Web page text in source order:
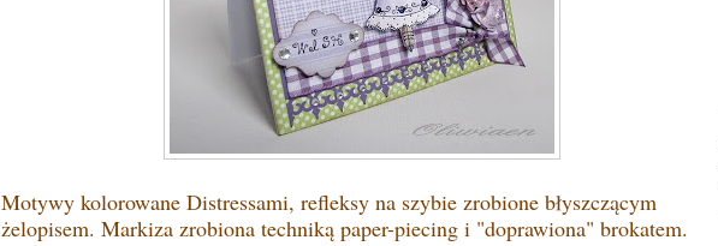
Motywy kolorowane Distressami, refleksy na szybie zrobione błyszczącym
żelopisem. Markiza zrobiona techniką paper-piecing i "doprawiona" brokatem.